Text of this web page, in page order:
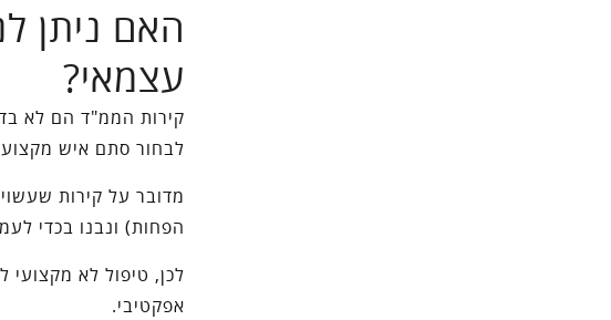
האם ניתן
עצמאי?
קירות הממ"ד הם לא
לבחור סתם איש
מדובר על קירות
הפחות) ונבנו בכדי
לכן, טיפול לא
אפקטיבי.